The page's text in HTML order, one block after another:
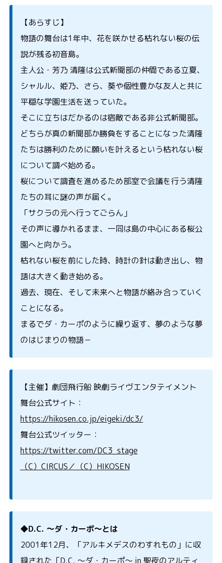
【あらすじ】
物語の舞台は1年中、花を咲かせる枯れない桜の伝
説が残る初音島。
主人公・芳乃 清隆は公式新聞部の仲間である立夏、
シャルル、姫乃、さら、葵や個性豊かな友人と共に
平穏な学園生活を送っていた。
そこに立ちはだかるのは宿敵である非公式新聞部。
どちらが真の新聞部か勝負をすることになった清隆
たちは勝利のために願いを叶えるという枯れない桜
について調べ始める。
桜について調査を進めるため部室で会議を行う清隆
たちの耳に謎の声が届く。
「サクラの元へ行ってごらん」
その声に導かれるまま、一同は島の中心にある桜公
園へと向かう。
枯れない桜を前にした時、時計の針は動き出し、物
語は大きく動き始める。
過去、現在、そして未来へと物語が絡み合っていく
ことになる。
まるでダ・カーポのように繰り返す、夢のような夢
のはじまりの物語－
【主催】劇団飛行船 映劇ライヴエンタテイメント
舞台公式サイト：
https://hikosen.co.jp/eigeki/dc3/
舞台公式ツイッター：
https://twitter.com/DC3_stage
（C）CIRCUS／（C）HIKOSEN
◆D.C. ～ダ・カーポ～とは
2001年12月、「アルキメデスのわすれもの」に収
録された「D.C. ～ダ・カーポ～ in 聖夜のアルティ